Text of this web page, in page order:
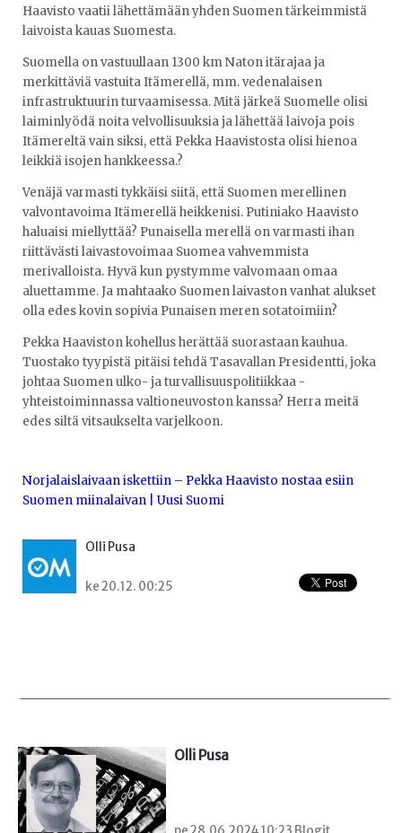
Haavisto vaatii lähettämään yhden Suomen tärkeimmistä
laivoista kauas Suomesta.
Suomella on vastuullaan 1300 km Naton itärajaa ja
merkittäviä vastuita Itämerellä, mm. vedenalaisen
infrastruktuurin turvaamisessa. Mitä järkeä Suomelle olisi
laiminlyödä noita velvollisuuksia ja lähettää laivoja pois
Itämereltä vain siksi, että Pekka Haavistosta olisi hienoa
leikkiä isojen hankkeessa.?
Venäjä varmasti tykkäisi siitä, että Suomen merellinen
valvontavoima Itämerellä heikkenisi. Putiniako Haavisto
haluaisi miellyttää? Punaisella merellä on varmasti ihan
riittävästi laivastovoimaa Suomea vahvemmista
merivalloista. Hyvä kun pystymme valvomaan omaa
aluettamme. Ja mahtaako Suomen laivaston vanhat alukset
olla edes kovin sopivia Punaisen meren sotatoimiin?
Pekka Haaviston kohellus herättää suorastaan kauhua.
Tuostako tyypistä pitäisi tehdä Tasavallan Presidentti, joka
johtaa Suomen ulko- ja turvallisuuspolitiikkaa -
yhteistoiminnassa valtioneuvoston kanssa? Herra meitä
edes siltä vitsaukselta varjelkoon.
Norjalaislaivaan iskettiin – Pekka Haavisto nostaa esiin
Suomen miinalaivan | Uusi Suomi
Olli Pusa
ke 20.12. 00:25
Olli Pusa